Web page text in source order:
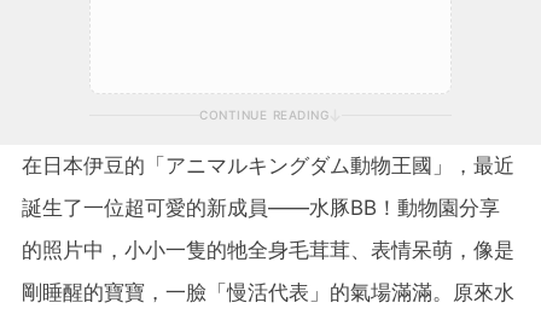
CONTINUE READING
在日本伊豆的「アニマルキングダム動物王國」，最近
誕生了一位超可愛的新成員——水豚BB！動物園分享
的照片中，小小一隻的牠全身毛茸茸、表情呆萌，像是
剛睡醒的寶寶，一臉「慢活代表」的氣場滿滿。原來水